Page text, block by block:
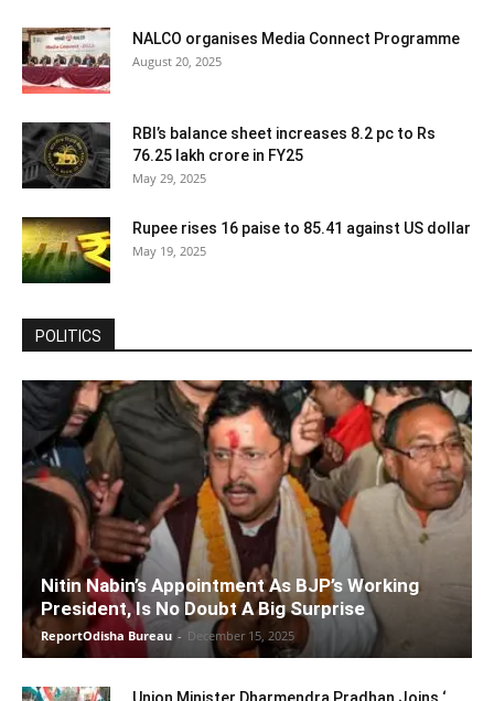
NALCO organises Media Connect Programme
August 20, 2025
RBI’s balance sheet increases 8.2 pc to Rs
76.25 lakh crore in FY25
May 29, 2025
Rupee rises 16 paise to 85.41 against US dollar
May 19, 2025
POLITICS
Nitin Nabin’s Appointment As BJP’s Working
President, Is No Doubt A Big Surprise
ReportOdisha Bureau - December 15, 2025